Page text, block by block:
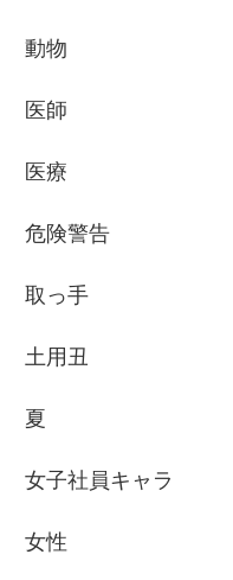
動物
医師
医療
危険警告
取っ手
土用丑
夏
女子社員キャラ
女性